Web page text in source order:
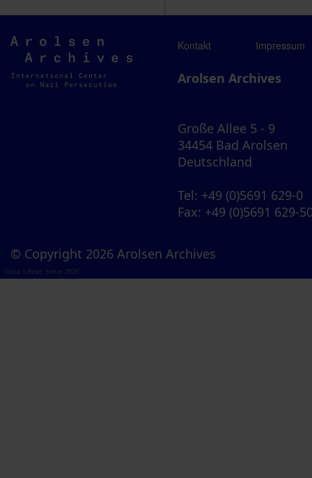
Arolsen
Archives
Kontakt Impressum
Arolsen Archives
Große Allee 5 - 9
34454 Bad Arolsen
Deutschland
Tel: +49 (0)5691 629-0
Fax: +49 (0)5691 629-
© Copyright 2026 Arolsen Archives
Visual Library Server 2026